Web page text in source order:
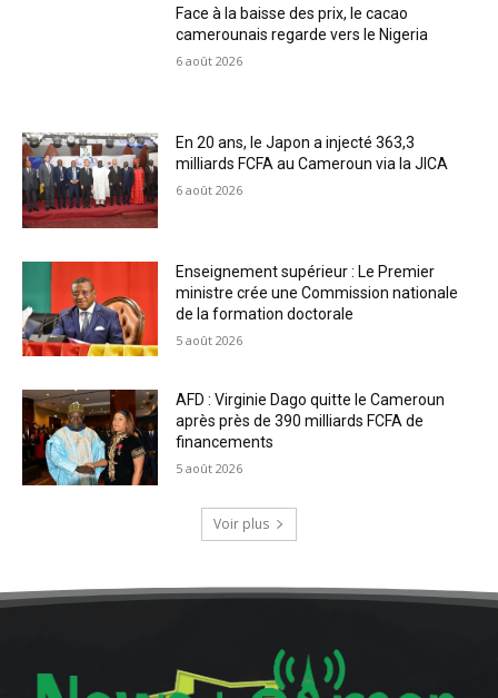
Face à la baisse des prix, le cacao
camerounais regarde vers le Nigeria
6 août 2026
En 20 ans, le Japon a injecté 363,3
milliards FCFA au Cameroun via la JICA
6 août 2026
Enseignement supérieur : Le Premier
ministre crée une Commission nationale
de la formation doctorale
5 août 2026
AFD : Virginie Dago quitte le Cameroun
après près de 390 milliards FCFA de
financements
5 août 2026
Voir plus